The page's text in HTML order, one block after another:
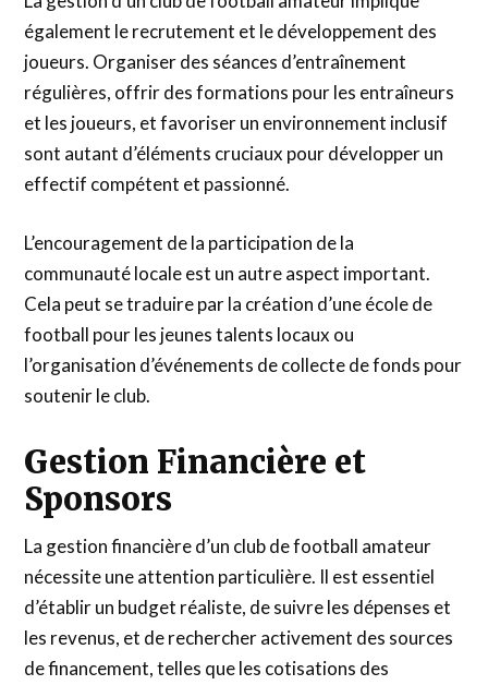
également le recrutement et le développement des
joueurs. Organiser des séances d’entraînement
régulières, offrir des formations pour les entraîneurs
et les joueurs, et favoriser un environnement inclusif
sont autant d’éléments cruciaux pour développer un
effectif compétent et passionné.
L’encouragement de la participation de la
communauté locale est un autre aspect important.
Cela peut se traduire par la création d’une école de
football pour les jeunes talents locaux ou
l’organisation d’événements de collecte de fonds pour
soutenir le club.
Gestion Financière et
Sponsors
La gestion financière d’un club de football amateur
nécessite une attention particulière. Il est essentiel
d’établir un budget réaliste, de suivre les dépenses et
les revenus, et de rechercher activement des sources
de financement, telles que les cotisations des